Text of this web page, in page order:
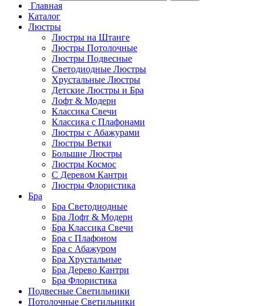
Главная
Каталог
Люстры
Люстры на Штанге
Люстры Потолочные
Люстры Подвесные
Светодиодные Люстры
Хрустальные Люстры
Детские Люстры и Бра
Лофт & Модерн
Классика Свечи
Классика с Плафонами
Люстры с Абажурами
Люстры Ветки
Большие Люстры
Люстры Космос
С Деревом Кантри
Люстры Флористика
Бра
Бра Светодиодные
Бра Лофт & Модерн
Бра Классика Свечи
Бра с Плафоном
Бра с Абажуром
Бра Хрустальные
Бра Дерево Кантри
Бра Флористика
Подвесные Светильники
Потолочные Светильники